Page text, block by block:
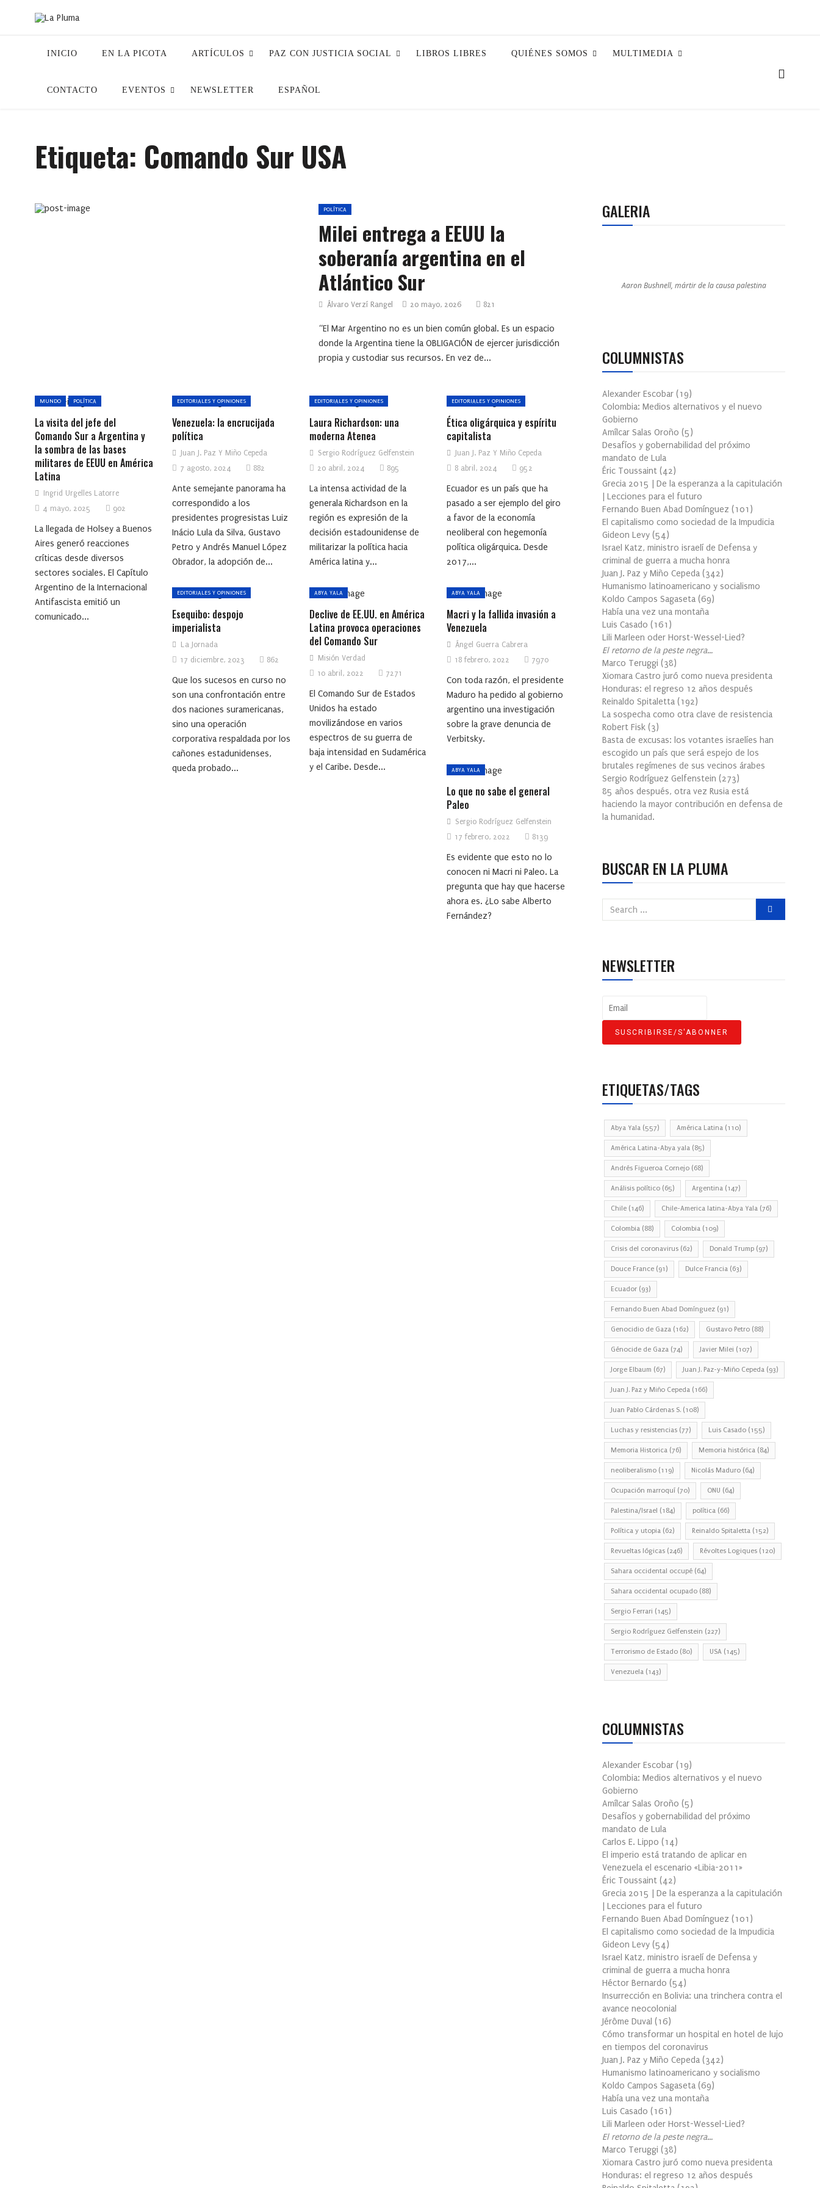
INICIO EN LA PICOTA ARTÍCULOS PAZ CON JUSTICIA SOCIAL LIBROS LIBRES QUIÉNES SOMOS MULTIMEDIA
CONTACTO EVENTOS NEWSLETTER ESPAÑOL
Etiqueta: Comando Sur USA
POLÍTICA
Milei entrega a EEUU la
soberanía argentina en el
Atlántico Sur
Álvaro Verzí Rangel 20 mayo, 2026 821
“El Mar Argentino no es un bien común global. Es un espacio
donde la Argentina tiene la OBLIGACIÓN de ejercer jurisdicción
propia y custodiar sus recursos. En vez de...
MUNDO POLÍTICA
La visita del jefe del
Comando Sur a Argentina y
la sombra de las bases
militares de EEUU en América
Latina
Ingrid Urgelles Latorre
4 mayo, 2025
902
La llegada de Holsey a Buenos
Aires generó reacciones
críticas desde diversos
sectores sociales. El Capítulo
Argentino de la Internacional
Antifascista emitió un
comunicado...
EDITORIALES Y OPINIONES
Venezuela: la encrucijada
política
Juan J. Paz Y Miño Cepeda
7 agosto, 2024
882
Ante semejante panorama ha
correspondido a los
presidentes progresistas Luiz
Inácio Lula da Silva, Gustavo
Petro y Andrés Manuel López
Obrador, la adopción de...
EDITORIALES Y OPINIONES
Laura Richardson: una
moderna Atenea
Sergio Rodríguez Gelfenstein
20 abril, 2024
895
La intensa actividad de la
generala Richardson en la
región es expresión de la
decisión estadounidense de
militarizar la política hacia
América latina y...
EDITORIALES Y OPINIONES
Ética oligárquica y espíritu
capitalista
Juan J. Paz Y Miño Cepeda
8 abril, 2024
952
Ecuador es un país que ha
pasado a ser ejemplo del giro
a favor de la economía
neoliberal con hegemonía
política oligárquica. Desde
2017,...
EDITORIALES Y OPINIONES
Esequibo: despojo
imperialista
La Jornada
17 diciembre, 2023
862
Que los sucesos en curso no
son una confrontación entre
dos naciones suramericanas,
sino una operación
corporativa respaldada por los
cañones estadunidenses,
queda probado...
ABYA YALA
Declive de EE.UU. en América
Latina provoca operaciones
del Comando Sur
Misión Verdad
10 abril, 2022
7271
El Comando Sur de Estados
Unidos ha estado
movilizándose en varios
espectros de su guerra de
baja intensidad en Sudamérica
y el Caribe. Desde...
ABYA YALA
Macri y la fallida invasión a
Venezuela
Ángel Guerra Cabrera
18 febrero, 2022
7970
Con toda razón, el presidente
Maduro ha pedido al gobierno
argentino una investigación
sobre la grave denuncia de
Verbitsky.
ABYA YALA
Lo que no sabe el general
Paleo
Sergio Rodríguez Gelfenstein
17 febrero, 2022
8139
Es evidente que esto no lo
conocen ni Macri ni Paleo. La
pregunta que hay que hacerse
ahora es. ¿Lo sabe Alberto
Fernández?
GALERIA
Aaron Bushnell, mártir de la causa palestina
COLUMNISTAS
Alexander Escobar (19)
Colombia: Medios alternativos y el nuevo
Gobierno
Amílcar Salas Oroño (5)
Desafíos y gobernabilidad del próximo
mandato de Lula
Éric Toussaint (42)
Grecia 2015 | De la esperanza a la capitulación
| Lecciones para el futuro
Fernando Buen Abad Domínguez (101 )
El capitalismo como sociedad de la Impudicia
Gideon Levy (54)
Israel Katz, ministro israelí de Defensa y
criminal de guerra a mucha honra
Juan J. Paz y Miño Cepeda (342)
Humanismo latinoamericano y socialismo
Koldo Campos Sagaseta (69)
Había una vez una montaña
Luis Casado (161 )
Lili Marleen oder Horst-Wessel-Lied?
El retorno de la peste negra…
Marco Teruggi (38)
Xiomara Castro juró como nueva presidenta
Honduras: el regreso 12 años después
Reinaldo Spitaletta (192)
La sospecha como otra clave de resistencia
Robert Fisk (3)
Basta de excusas: los votantes israelíes han
escogido un país que será espejo de los
brutales regímenes de sus vecinos árabes
Sergio Rodríguez Gelfenstein (273)
85 años después, otra vez Rusia está
haciendo la mayor contribución en defensa de
la humanidad.
BUSCAR EN LA PLUMA
NEWSLETTER
ETIQUETAS/TAGS
Abya Yala (557) América Latina (110)
América Latina-Abya yala (85)
Andrés Figueroa Cornejo (68)
Análisis político (65) Argentina (147)
Chile (146) Chile-America latina-Abya Yala (76)
Colombia (88) Colombia (109)
Crisis del coronavirus (62) Donald Trump (97)
Douce France (91) Dulce Francia (63)
Ecuador (93)
Fernando Buen Abad Domínguez (91)
Genocidio de Gaza (162) Gustavo Petro (88)
Génocide de Gaza (74) Javier Milei (107)
Jorge Elbaum (67) Juan J. Paz-y-Miño Cepeda (93)
Juan J. Paz y Miño Cepeda (166)
Juan Pablo Cárdenas S. (108)
Luchas y resistencias (77) Luis Casado (155)
Memoria Historica (76) Memoria histórica (84)
neoliberalismo (119) Nicolás Maduro (64)
Ocupación marroquí (70) ONU (64)
Palestina/Israel (184) política (66)
Política y utopia (62) Reinaldo Spitaletta (152)
Revueltas lógicas (246) Révoltes Logiques (120)
Sahara occidental occupé (64)
Sahara occidental ocupado (88)
Sergio Ferrari (145)
Sergio Rodríguez Gelfenstein (227)
Terrorismo de Estado (80) USA (145)
Venezuela (143)
COLUMNISTAS
Alexander Escobar (19)
Colombia: Medios alternativos y el nuevo
Gobierno
Amílcar Salas Oroño (5)
Desafíos y gobernabilidad del próximo
mandato de Lula
Carlos E. Lippo (14)
El imperio está tratando de aplicar en
Venezuela el escenario «Libia-2011»
Éric Toussaint (42)
Grecia 2015 | De la esperanza a la capitulación
| Lecciones para el futuro
Fernando Buen Abad Domínguez (101 )
El capitalismo como sociedad de la Impudicia
Gideon Levy (54)
Israel Katz, ministro israelí de Defensa y
criminal de guerra a mucha honra
Héctor Bernardo (54)
Insurrección en Bolivia: una trinchera contra el
avance neocolonial
Jérôme Duval (16)
Cómo transformar un hospital en hotel de lujo
en tiempos del coronavirus
Juan J. Paz y Miño Cepeda (342)
Humanismo latinoamericano y socialismo
Koldo Campos Sagaseta (69)
Había una vez una montaña
Luis Casado (161 )
Lili Marleen oder Horst-Wessel-Lied?
El retorno de la peste negra…
Marco Teruggi (38)
Xiomara Castro juró como nueva presidenta
Honduras: el regreso 12 años después